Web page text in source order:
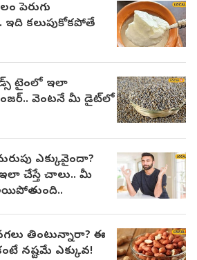
పెరుగు
కలుపుకోకపోతే
టైంలో ఇలా
వెంటనే మీ డైట్‌లో
ఎక్కువైందా?
చేస్తే చాలు.. మీ
తింటున్నారా? ఈ
నష్టమే ఎక్కువ!